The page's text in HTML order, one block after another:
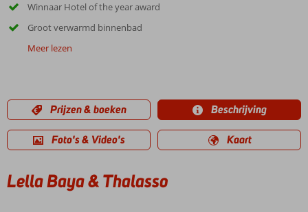
Winnaar Hotel of the year award
Groot verwarmd binnenbad
Meer lezen
Prijzen & boeken Beschrijving
Foto's & Video's Kaart
Lella Baya & Thalasso